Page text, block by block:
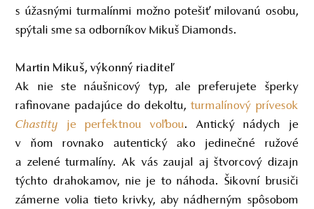
s úžasnými turmalínmi možno potešiť milovanú osobu,
spýtali sme sa odborníkov Mikuš Diamonds.
Martin Mikuš, výkonný riaditeľ
Ak nie ste náušnicový typ, ale preferujete šperky
rafinovane padajúce do dekoltu,turmalínový prívesok
Chastity je perfektnou voľbou. Antický nádych je
v ňom rovnako autentický ako jedinečné ružové
a zelené turmalíny. Ak vás zaujal aj štvorcový dizajn
týchto drahokamov, nie je to náhoda. Šikovní brusiči
zámerne volia tieto krivky, aby nádherným spôsobom